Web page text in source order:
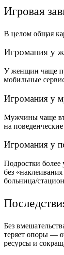
Игровая
В целом общая
Игромания у
У женщин чаще
мобильные
Игромания у
Мужчины чаще
на
Игромания у
Подростки более
без
больница/
Без
теряет опоры —
ресурсы и